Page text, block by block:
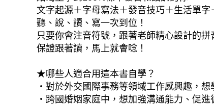
文字起源＋字母寫法＋發音技巧＋生活單字
聽、說、讀、寫一次到位！
只要你會注音符號，跟著老師精心設計的
保證跟著讀，馬上就會唸！
★哪些人適合用這本書自學？
‧對於外交國際事務等領域工作感興趣，
‧跨國婚姻家庭中，想加強溝通能力、促進